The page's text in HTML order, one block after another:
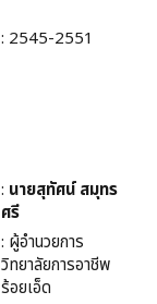
: 2545-2551
: นายสุทัศน์ สมุทร
ศรี
: ผู้อำนวยการ
วิทยาลัยการอาชีพ
ร้อยเอ็ด